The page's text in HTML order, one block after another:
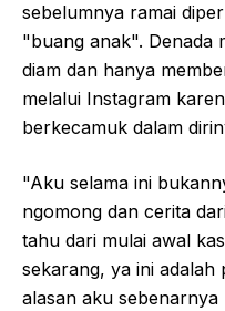
sebelumnya ramai
"buang anak". Denada
diam dan hanya
melalui Instagram
berkecamuk dalam
"Aku selama ini
ngomong dan cerita
tahu dari mulai awal
sekarang, ya ini adalah
alasan aku